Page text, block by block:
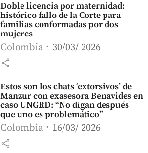
Doble licencia por maternidad:
histórico fallo de la Corte para
familias conformadas por dos
mujeres
Colombia 30/03/ 2026
share
Estos son los chats ‘extorsivos’ de
Manzur con exasesora Benavides en
caso UNGRD: “No digan después
que uno es problemático”
Colombia 16/03/ 2026
share